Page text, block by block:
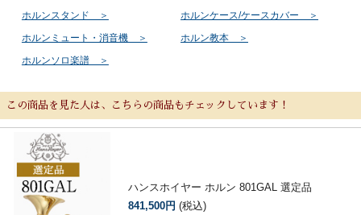
ホルンスタンド ＞
ホルンケース/ケースカバー ＞
ホルンミュート・消音機 ＞
ホルン教本 ＞
ホルンソロ楽譜 ＞
この商品を見た人は、こちらの商品もチェックしています！
ハンスホイヤー ホルン 801GAL 選定品
841,500円 (税込)